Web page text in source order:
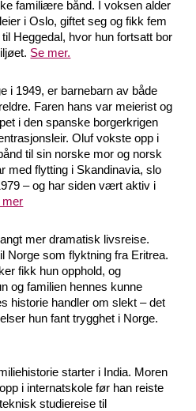
familiære bånd. I voksen alder
i Oslo, giftet seg og fikk fem
Heggedal, hvor hun fortsatt bor
Se mer.
i 1949, er barnebarn av både
Faren hans var meierist og
i den spanske borgerkrigen
Oluf vokste opp i
til sin norske mor og norsk
med flytting i Skandinavia, slo
– og har siden vært aktiv i
mer
mer dramatisk livsreise.
Norge som flyktning fra Eritrea.
fikk hun opphold, og
og familien hennes kunne
historie handler om slekt – det
hun fant trygghet i Norge.
starter i India. Moren
i internatskole før han reiste
studiereise til